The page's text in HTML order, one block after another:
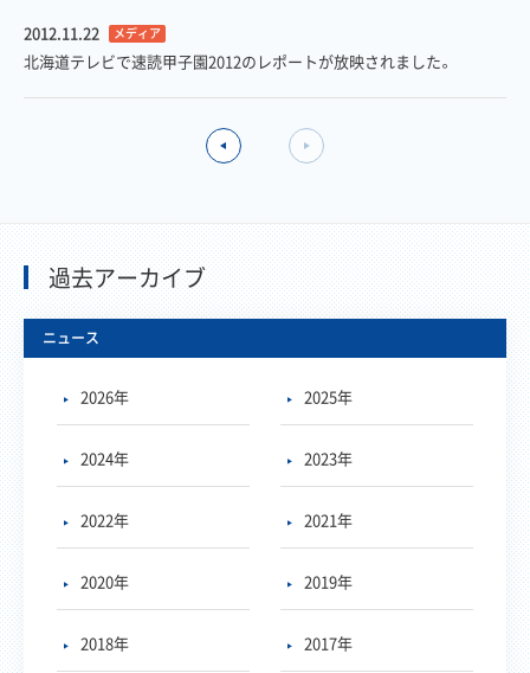
2012.11.22 メディア
北海道テレビで速読甲子園2012のレポートが放映されました。
過去アーカイブ
ニュース
2026年 2025年
2024年 2023年
2022年 2021年
2020年 2019年
2018年 2017年